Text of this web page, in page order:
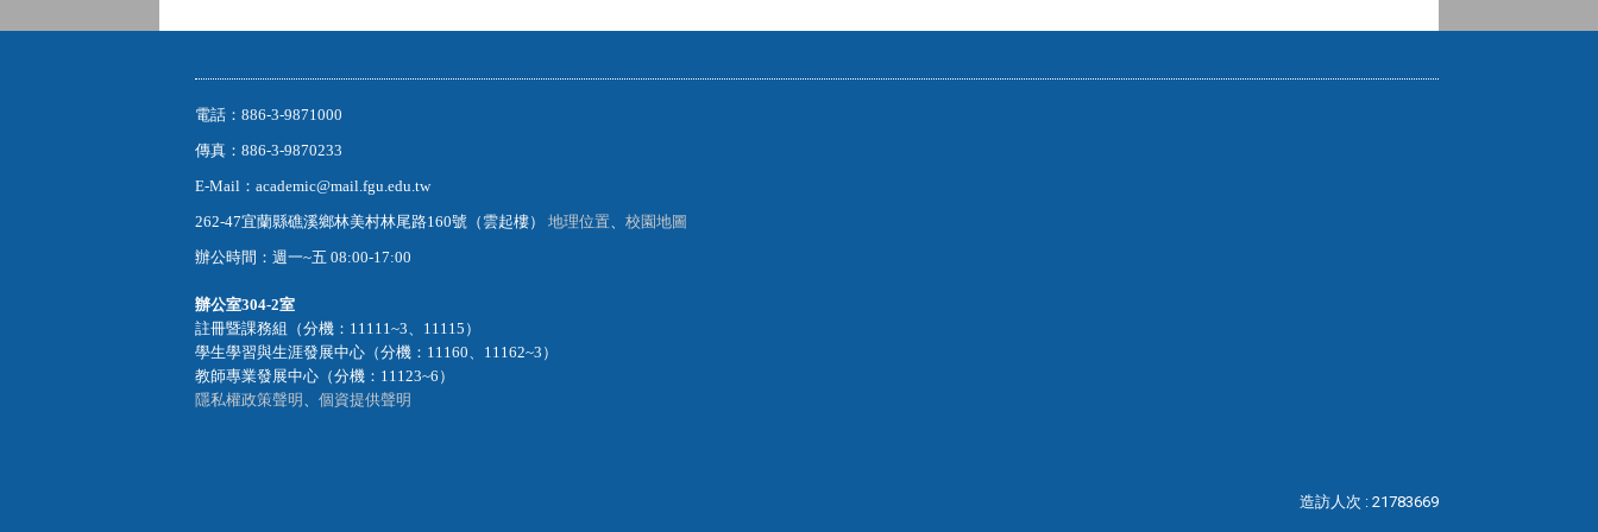
電話：886-3-9871000
傳真：886-3-9870233
E-Mail：academic@mail.fgu.edu.tw
262-47宜蘭縣礁溪鄉林美村林尾路160號（雲起樓）地理位置 、校園地圖
辦公時間：週一~五 08:00-17:00
辦公室304-2室
註冊暨課務組（分機：11111~3、11115）
學生學習與生涯發展中心（分機：11160、11162~3）
教師專業發展中心（分機：11123~6）
隱私權政策聲明 、個資提供聲明
造訪人次 : 21783669